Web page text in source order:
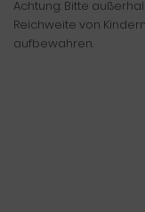
Achtung: Bitte
Reichweite von Kindern
aufbewahren.